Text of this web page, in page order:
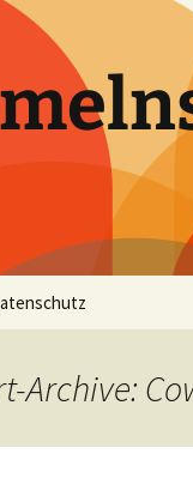
Archive: